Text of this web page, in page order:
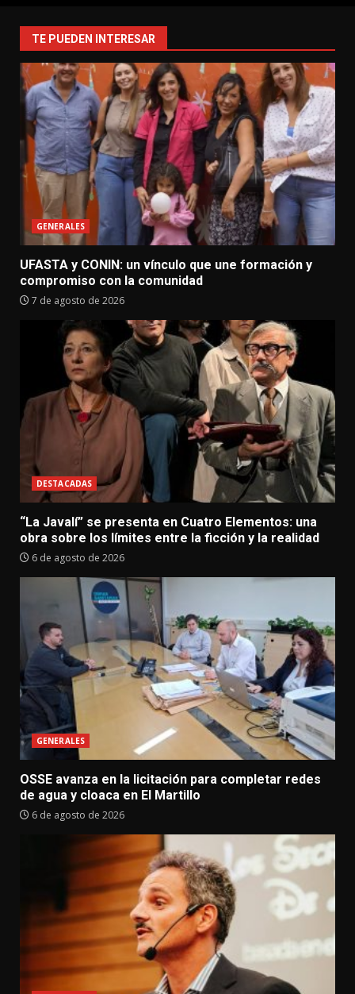
TE PUEDEN INTERESAR
GENERALES
UFASTA y CONIN: un vínculo que une formación y
compromiso con la comunidad
7 de agosto de 2026
DESTACADAS
“La Javalí” se presenta en Cuatro Elementos: una
obra sobre los límites entre la ficción y la realidad
6 de agosto de 2026
GENERALES
OSSE avanza en la licitación para completar redes
de agua y cloaca en El Martillo
6 de agosto de 2026